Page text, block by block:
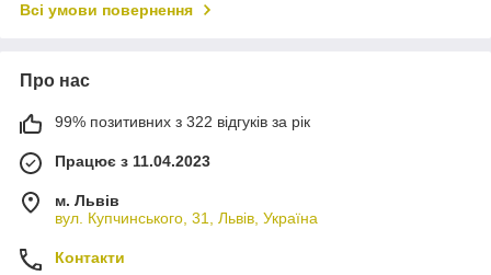
Всі умови повернення
Про нас
99% позитивних з 322 відгуків за рік
Працює з 11.04.2023
м. Львів
вул. Купчинського, 31, Львів, Україна
Контакти